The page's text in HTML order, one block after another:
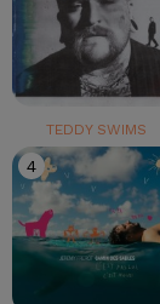
TEDDY SWIMS
4